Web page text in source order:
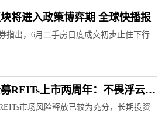
将进入政策博弈期 全球快播报
指出，6月二手房日度成交初步止住下行
募REITs上市两周年：不畏浮云遮
市场风险释放已较为充分，长期投资